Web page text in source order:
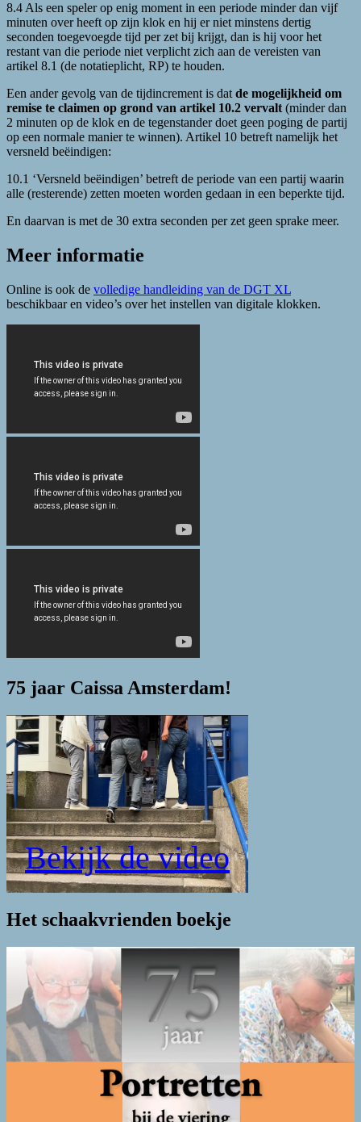
8.4 Als een speler op enig moment in een periode minder dan vijf
minuten over heeft op zijn klok en hij er niet minstens dertig
seconden toegevoegde tijd per zet bij krijgt, dan is hij voor het
restant van die periode niet verplicht zich aan de vereisten van
artikel 8.1 (de notatieplicht, RP) te houden.
Een ander gevolg van de tijdincrement is dat de mogelijkheid om
remise te claimen op grond van artikel 10.2 vervalt (minder dan
2 minuten op de klok en de tegenstander doet geen poging de partij
op een normale manier te winnen). Artikel 10 betreft namelijk het
versneld beëindigen:
10.1 ‘Versneld beëindigen’ betreft de periode van een partij waarin
alle (resterende) zetten moeten worden gedaan in een beperkte tijd.
En daarvan is met de 30 extra seconden per zet geen sprake meer.
Meer informatie
Online is ook de volledige handleiding van de DGT XL
beschikbaar en video’s over het instellen van digitale klokken.
75 jaar Caissa Amsterdam!
Bekijk de video
Het schaakvrienden boekje